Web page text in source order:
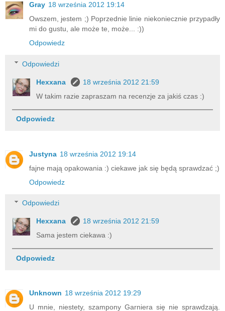
Gray 18 września 2012 19:14
Owszem, jestem ;) Poprzednie linie niekoniecznie przypadły
mi do gustu, ale może te, może... :))
Odpowiedz
Odpowiedzi
Hexxana
18 września 2012 21:59
W takim razie zapraszam na recenzje za jakiś czas :)
Odpowiedz
Justyna 18 września 2012 19:14
fajne mają opakowania :) ciekawe jak się będą sprawdzać ;)
Odpowiedz
Odpowiedzi
Hexxana
18 września 2012 21:59
Sama jestem ciekawa :)
Odpowiedz
Unknown 18 września 2012 19:29
U mnie, niestety, szampony Garniera się nie sprawdzają.